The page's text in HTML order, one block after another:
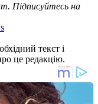
Підписуйтесь на
текст і
це редакцію.